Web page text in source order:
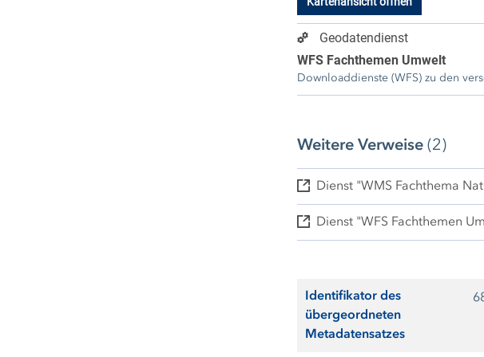
Geodatendienst
WFS Fachthemen Umwelt
Downloaddienste (WFS) zu den
Weitere Verweise (2)
Dienst "WMS Fachthema
Dienst "WFS Fachthemen
Identifikator des
übergeordneten
Metadatensatzes